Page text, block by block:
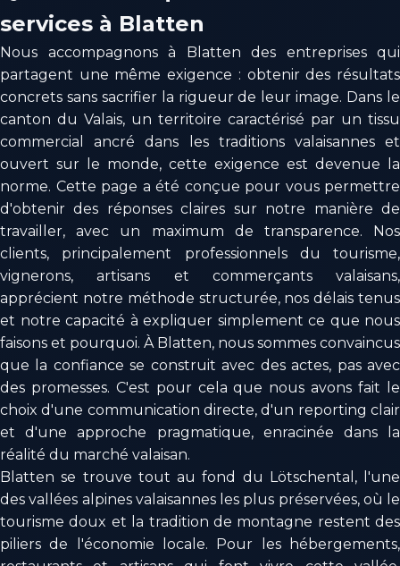
services à Blatten
Nous accompagnons à Blatten des entreprises qui
partagent une même exigence : obtenir des résultats
concrets sans sacrifier la rigueur de leur image. Dans le
canton du Valais, un territoire caractérisé par un tissu
commercial ancré dans les traditions valaisannes et
ouvert sur le monde, cette exigence est devenue la
norme. Cette page a été conçue pour vous permettre
d'obtenir des réponses claires sur notre manière de
travailler, avec un maximum de transparence. Nos
clients, principalement professionnels du tourisme,
vignerons, artisans et commerçants valaisans,
apprécient notre méthode structurée, nos délais tenus
et notre capacité à expliquer simplement ce que nous
faisons et pourquoi. À Blatten, nous sommes convaincus
que la confiance se construit avec des actes, pas avec
des promesses. C'est pour cela que nous avons fait le
choix d'une communication directe, d'un reporting clair
et d'une approche pragmatique, enracinée dans la
réalité du marché valaisan.
Blatten se trouve tout au fond du Lötschental, l'une
des vallées alpines valaisannes les plus préservées, où le
tourisme doux et la tradition de montagne restent des
piliers de l'économie locale. Pour les hébergements,